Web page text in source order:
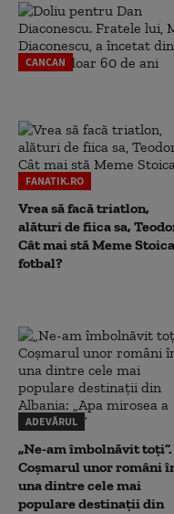
CANCAN
FANATIK.RO
Vrea să facă triatlon,
alături de fiica sa,
Cât mai stă Meme
fotbal?
ADEVĂRUL
„Ne-am îmbolnăvit toți”.
Coșmarul unor români
una dintre cele mai
populare destinații din